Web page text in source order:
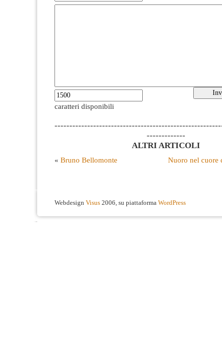
caratteri disponibili
-------------
ALTRI ARTICOLI
« Bruno Bellomonte Nuoro nel cuore
Webdesign Visus 2006, su piattaforma WordPress